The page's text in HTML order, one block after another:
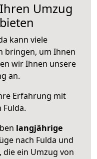
Umzug
kann viele
bringen, um Ihnen
wir Ihnen unsere
an.
Erfahrung mit
Fulda.
langjährige
nach Fulda und
ein Umzug von